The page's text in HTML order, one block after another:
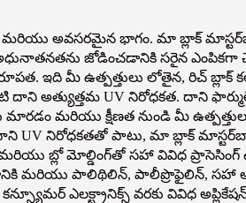
అవసరమైన భాగం. మా బ్లాక్
జోడించడానికి సరైన ఎంపికగా
ఇది మీ ఉత్పత్తులు లోతైన, రిచ్ బ్లాక్
దాని అత్యుత్తమ UV నిరోధకత. దాని
మారడం మరియు క్షీణత నుండి మీ
UV నిరోధకతతో పాటు, మా బ్లాక్
మరియు బ్లో మోల్డింగ్‌తో సహా వివిధ
మరియు పాలిథిలిన్, పాలీప్రొఫైలిన్,
ఎలక్ట్రానిక్స్ వరకు వివిధ